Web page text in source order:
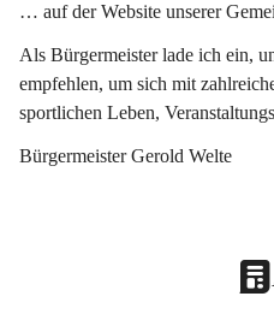
… auf der Website unserer
Als Bürgermeister lade ich ein,
empfehlen, um sich mit
sportlichen Leben,
Bürgermeister Gerold Welte